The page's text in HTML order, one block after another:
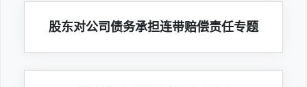
股东对公司债务承担连带赔偿责任专题